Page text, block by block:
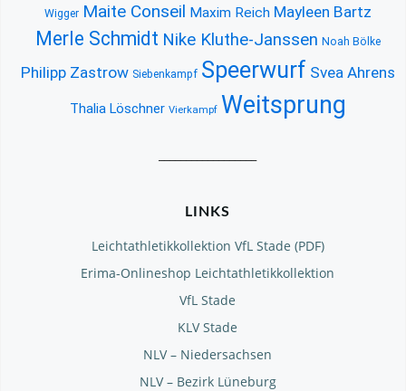
Wigger Maite Conseil Maxim Reich Mayleen Bartz
Merle Schmidt Nike Kluthe-Janssen Noah Bölke
Philipp Zastrow Siebenkampf Speerwurf Svea Ahrens
Thalia Löschner Vierkampf Weitsprung
LINKS
Leichtathletikkollektion VfL Stade (PDF)
Erima-Onlineshop Leichtathletikkollektion
VfL Stade
KLV Stade
NLV – Niedersachsen
NLV – Bezirk Lüneburg